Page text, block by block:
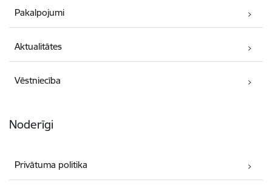
Pakalpojumi
Aktualitātes
Vēstniecība
Noderīgi
Privātuma politika